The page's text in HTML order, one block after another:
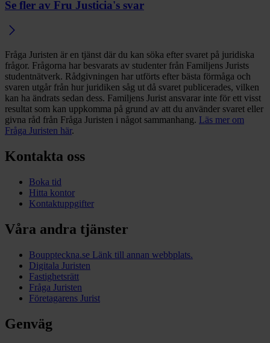
Se fler av Fru Justicia's svar
Fråga Juristen är en tjänst där du kan söka efter svaret på juridiska
frågor. Frågorna har besvarats av studenter från Familjens Jurists
studentnätverk. Rådgivningen har utförts efter bästa förmåga och
svaren utgår från hur juridiken såg ut då svaret publicerades, vilken
kan ha ändrats sedan dess. Familjens Jurist ansvarar inte för ett visst
resultat som kan uppkomma på grund av att du använder svaret eller
givna råd från Fråga Juristen i något sammanhang. Läs mer om
Fråga Juristen här.
Kontakta oss
Boka tid
Hitta kontor
Kontaktuppgifter
Våra andra tjänster
Bouppteckna.se Länk till annan webbplats.
Digitala Juristen
Fastighetsrätt
Fråga Juristen
Företagarens Jurist
Genväg